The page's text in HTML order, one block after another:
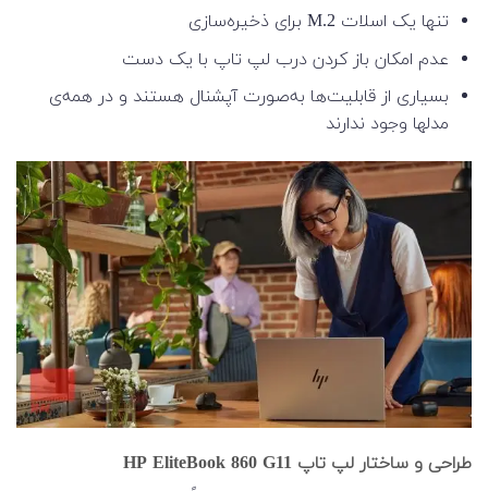
تنها یک اسلات M.2 برای ذخیره‌سازی
عدم امکان باز کردن درب لپ تاپ با یک دست
بسیاری از قابلیت‌ها به‌صورت آپشنال هستند و در همه‌ی
مدلها وجود ندارند
طراحی و ساختار لپ تاپ HP EliteBook 860 G11